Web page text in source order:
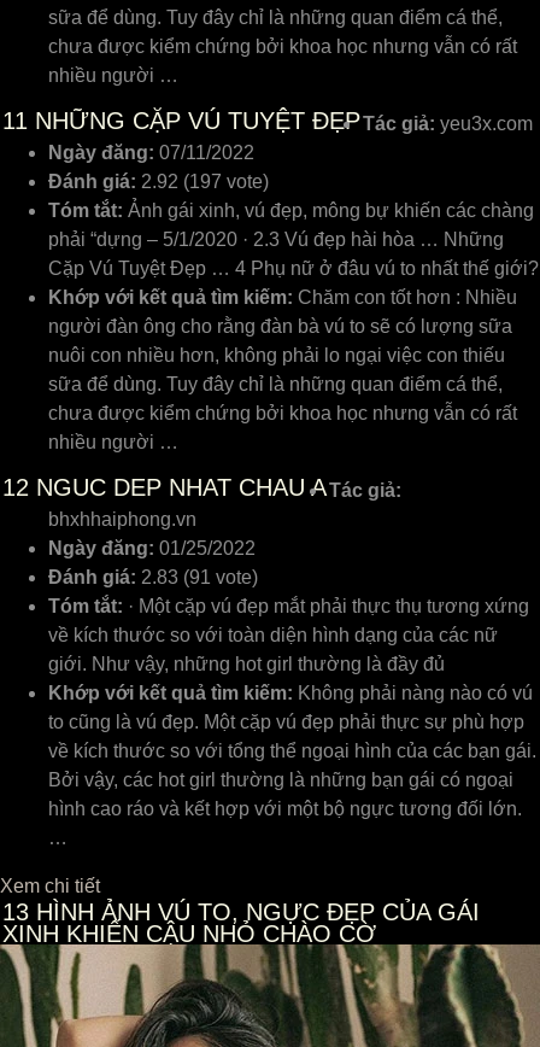
sữa để dùng. Tuy đây chỉ là những quan điểm cá thể,
chưa được kiểm chứng bởi khoa học nhưng vẫn có rất
nhiều người …
11 NHỮNG CẶP VÚ TUYỆT ĐẸPTác giả: yeu3x.com
Ngày đăng: 07/11/2022
Đánh giá: 2.92 (197 vote)
Tóm tắt: Ảnh gái xinh, vú đẹp, mông bự khiến các chàng
phải “dựng – 5/1/2020 · 2.3 Vú đẹp hài hòa … Những
Cặp Vú Tuyệt Đẹp … 4 Phụ nữ ở đâu vú to nhất thế giới?
Khớp với kết quả tìm kiếm: Chăm con tốt hơn : Nhiều
người đàn ông cho rằng đàn bà vú to sẽ có lượng sữa
nuôi con nhiều hơn, không phải lo ngại việc con thiếu
sữa để dùng. Tuy đây chỉ là những quan điểm cá thể,
chưa được kiểm chứng bởi khoa học nhưng vẫn có rất
nhiều người …
12 NGUC DEP NHAT CHAU ATác giả:
bhxhhaiphong.vn
Ngày đăng: 01/25/2022
Đánh giá: 2.83 (91 vote)
Tóm tắt: · Một cặp vú đẹp mắt phải thực thụ tương xứng
về kích thước so với toàn diện hình dạng của các nữ
giới. Như vậy, những hot girl thường là đầy đủ
Khớp với kết quả tìm kiếm: Không phải nàng nào có vú
to cũng là vú đẹp. Một cặp vú đẹp phải thực sự phù hợp
về kích thước so với tổng thể ngoại hình của các bạn gái.
Bởi vậy, các hot girl thường là những bạn gái có ngoại
hình cao ráo và kết hợp với một bộ ngực tương đối lớn.
…
Xem chi tiết
13 HÌNH ẢNH VÚ TO, NGỰC ĐẸP CỦA GÁI
XINH KHIẾN CẬU NHỎ CHÀO CỜ